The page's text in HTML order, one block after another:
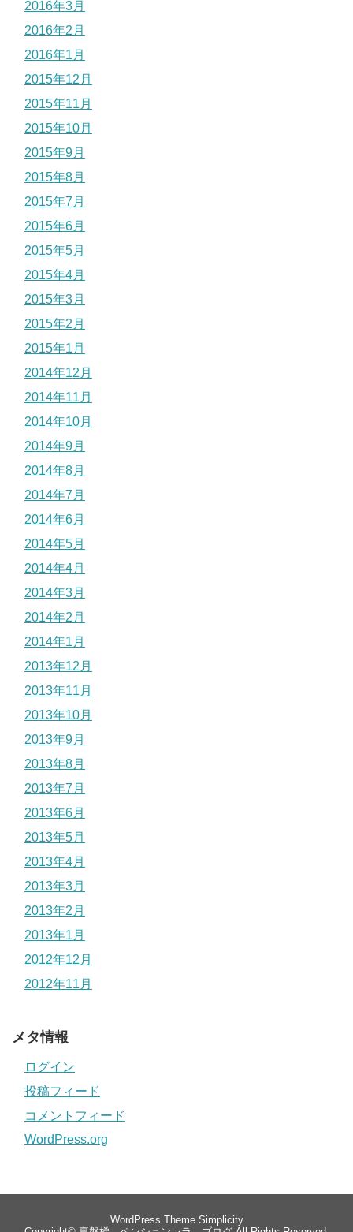
2016年3月
2016年2月
2016年1月
2015年12月
2015年11月
2015年10月
2015年9月
2015年8月
2015年7月
2015年6月
2015年5月
2015年4月
2015年3月
2015年2月
2015年1月
2014年12月
2014年11月
2014年10月
2014年9月
2014年8月
2014年7月
2014年6月
2014年5月
2014年4月
2014年3月
2014年2月
2014年1月
2013年12月
2013年11月
2013年10月
2013年9月
2013年8月
2013年7月
2013年6月
2013年5月
2013年4月
2013年3月
2013年2月
2013年1月
2012年12月
2012年11月
メタ情報
ログイン
投稿フィード
コメントフィード
WordPress.org
WordPress Theme Simplicity